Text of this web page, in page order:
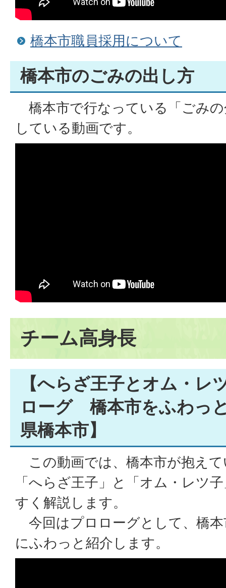
橋本市職員採用について
橋本市のごみの出し方
橋本市で行なっている「ごみ
している動画です。
チーム高身長
【へらざ王子とオム・レ
ローグ 橋本市をふわっ
県橋本市】
この動画では、橋本市が抱え
「へらざ王子」と「オム・レツ
すく解説します。
今回はプロローグとして、橋
にふわっと紹介します。